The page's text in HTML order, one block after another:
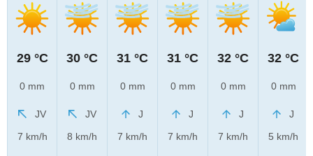
29 °C
0 mm
JV
7 km/h
30 °C
0 mm
JV
8 km/h
31 °C
0 mm
J
7 km/h
31 °C
0 mm
J
7 km/h
32 °C
0 mm
J
7 km/h
32 °C
0 mm
J
5 km/h